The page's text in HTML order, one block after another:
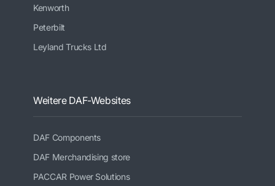
Kenworth
Peterbilt
Leyland Trucks Ltd
Weitere DAF-Websites
DAF Components
DAF Merchandising store
PACCAR Power Solutions